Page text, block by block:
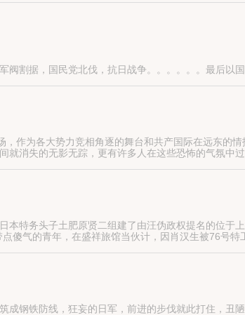
割据，国民党北伐，抗日战争。。。。。。最后以国
作为各大势力竞相角逐的舞台和共产国际在远东的
消失的无影无踪，更有许多人在这些恐怖的气氛中
特务头子土肥原贤二组建了由汪伪政权提名的位于
傻气的青年，在盛祥旅馆当伙计，因肖汉生被76号
钢铁防线，狂妄的日军，前进的步伐就此打住，丑